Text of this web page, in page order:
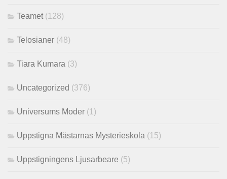
Teamet (128)
Telosianer (48)
Tiara Kumara (3)
Uncategorized (376)
Universums Moder (1)
Uppstigna Mästarnas Mysterieskola (15)
Uppstigningens Ljusarbeare (5)